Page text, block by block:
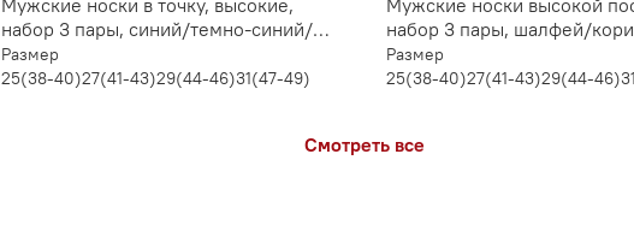
Мужские носки в точку, высокие,
набор 3 пары, синий/темно-синий/
коричневый
Размер
25(38-40)27(41-43)29(44-46)31(47-49)
Мужские носки высокой
набор 3 пары, шалфей/
бордовый
Размер
25(38-40)27(41-43)29(44-46)
Смотреть все